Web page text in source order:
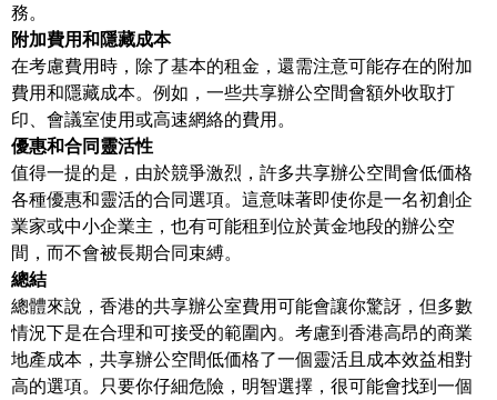
務。
附加費用和隱藏成本
在考慮費用時，除了基本的租金，還需注意可能存在的附加
費用和隱藏成本。例如，一些共享辦公空間會額外收取打
印、會議室使用或高速網絡的費用。
優惠和合同靈活性
值得一提的是，由於競爭激烈，許多共享辦公空間會低価格
各種優惠和靈活的合同選項。這意味著即使你是一名初創企
業家或中小企業主，也有可能租到位於黃金地段的辦公空
間，而不會被長期合同束縛。
總結
總體來說，香港的共享辦公室費用可能會讓你驚訝，但多數
情況下是在合理和可接受的範圍內。考慮到香港高昂的商業
地產成本，共享辦公空間低価格了一個靈活且成本效益相對
高的選項。只要你仔細危險，明智選擇，很可能會找到一個